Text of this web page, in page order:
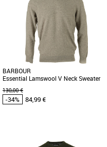
Vêtements Barbour pas cher et Promos
Vêtements Barbour
Ajoutez de la chaleur à votre look cette
saison avec le Men's Barbour Essential
Patch Half Zip Knited [...]
BARBOUR
Essential Lamswool V Neck Sweater
130,00 €
-34% 84,99 €